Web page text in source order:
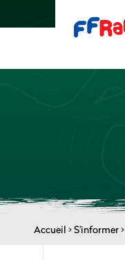
Accueil >S'informer>